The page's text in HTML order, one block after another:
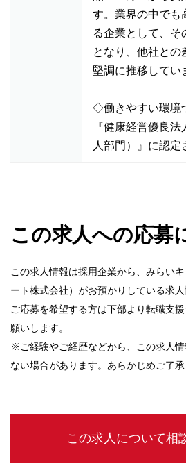
す。業界の中でも
る企業として、そ
となり、他社との
堅調に推移してい
◇働きやすい環境
『健康経営優良
人部門）』に認定
この求人への応募
この求人情報は採用企業から、みらい
ート株式会社）がお預かりしている求人
ご応募を希望する方は下部より転職支
願いします。
※ご経験やご経歴などから、この求人
ない場合があります。あらかじめご了承
この求人について相